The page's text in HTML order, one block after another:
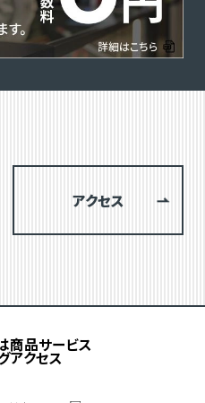
アクセス
商品サービス
アクセス